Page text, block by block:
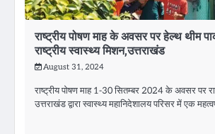
राष्ट्रीय पोषण माह के अवसर पर हेल्थ थीम
राष्ट्रीय स्वास्थ्य मिशन,उत्तराखंड
August 31, 2024
राष्ट्रीय पोषण माह 1-30 सितम्बर 2024 के अवसर पर
उत्तराखंड द्वारा स्वास्थ्य महानिदेशालय परिसर में एक